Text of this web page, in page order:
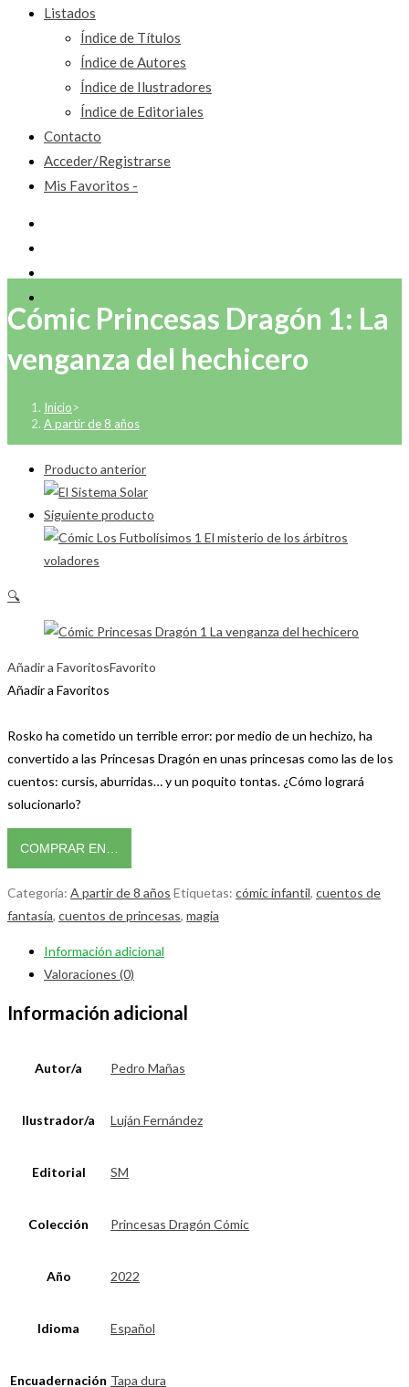
Listados
Índice de Títulos
Índice de Autores
Índice de Ilustradores
Índice de Editoriales
Contacto
Acceder/Registrarse
Mis Favoritos -
Cómic Princesas Dragón 1: La
venganza del hechicero
Inicio>
A partir de 8 años
Producto anterior
Siguiente producto
🔍
Añadir a FavoritosFavorito
Añadir a Favoritos
Rosko ha cometido un terrible error: por medio de un hechizo, ha
convertido a las Princesas Dragón en unas princesas como las de los
cuentos: cursis, aburridas… y un poquito tontas. ¿Cómo logrará
solucionarlo?
COMPRAR EN…
Categoría: A partir de 8 años Etiquetas: cómic infantil, cuentos de
fantasía, cuentos de princesas, magia
Información adicional
Valoraciones (0)
Información adicional
Autor/a Pedro Mañas
Ilustrador/a Luján Fernández
Editorial SM
Colección Princesas Dragón Cómic
Año 2022
Idioma Español
Encuadernación Tapa dura